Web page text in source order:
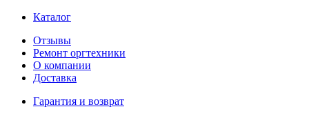
Каталог
Отзывы
Ремонт оргтехники
О компании
Доставка
Гарантия и возврат